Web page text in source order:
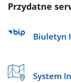
Przydatne
Biuletyn
System